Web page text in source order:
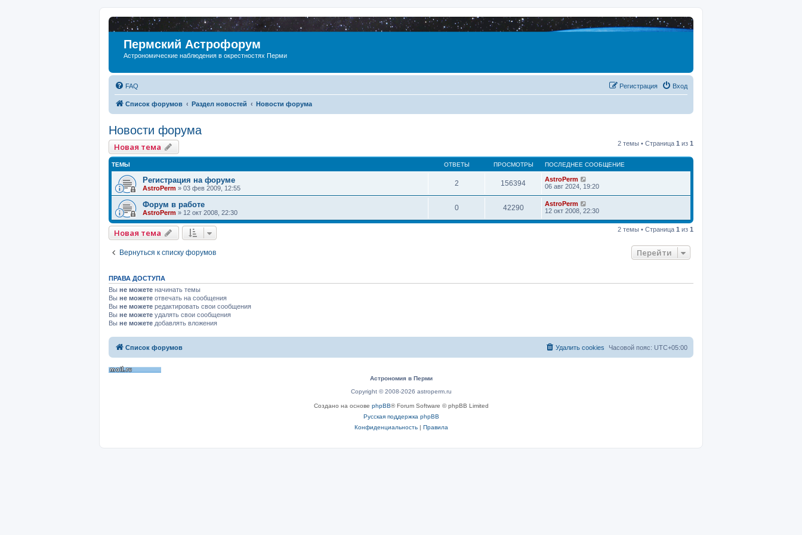
Пермский Астрофорум
Астрономические наблюдения в окрестностях Перми
FAQ Вход
Регистрация
Список форумов Раздел новостей Новости форума
Новости форума
Новая тема 2 темы • Страница 1 из 1
ТЕМЫ ОТВЕТЫ ПРОСМОТРЫ ПОСЛЕДНЕЕ СООБЩЕНИЕ
Регистрация на форуме
AstroPerm » 03 фев 2009, 12:55
2 156394
AstroPerm
06 авг 2024, 19:20
Форум в работе
AstroPerm » 12 окт 2008, 22:30
0 42290
AstroPerm
12 окт 2008, 22:30
Новая тема 2 темы • Страница 1 из 1
Вернуться к списку форумов Перейти
ПРАВА ДОСТУПА
Вы не можете начинать темы
Вы не можете отвечать на сообщения
Вы не можете редактировать свои сообщения
Вы не можете удалять свои сообщения
Вы не можете добавлять вложения
Список форумов Часовой пояс: UTC+05:00
Удалить cookies
Астрономия в Перми
Copyright © 2008-2026 astroperm.ru
Создано на основе phpBB® Forum Software © phpBB Limited
Русская поддержка phpBB
Конфиденциальность| Правила